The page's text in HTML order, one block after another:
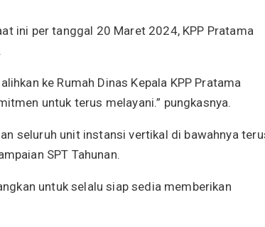
ini per tanggal 20 Maret 2024, KPP Pratama
ke Rumah Dinas Kepala KPP Pratama
untuk terus melayani.” pungkasnya.
seluruh unit instansi vertikal di bawahnya
SPT Tahunan.
untuk selalu siap sedia memberikan